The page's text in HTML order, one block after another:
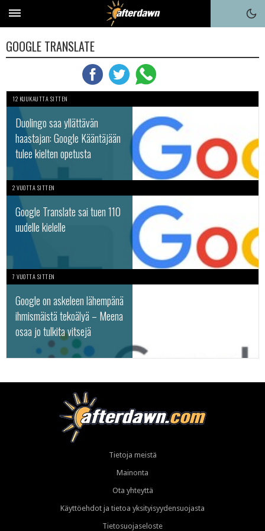
GOOGLE TRANSLATE
12 KUUKAUTTA SITTEN
Duolingo saa yllättävän
haastajan: Google Kääntäjään
tulee kielten opetusta
2 VUOTTA SITTEN
Google Translate sai tuen 110
uudelle kielelle
7 VUOTTA SITTEN
Google on askeleen lähempänä
ihmismäistä tekoälyä – Meena
osaa jo tulkita vitsejä
Tietoja meistä
Mainonta
Ota yhteyttä
Käyttöehdot ja tietoa yksityisyydensuojasta
Tietosuojaseloste